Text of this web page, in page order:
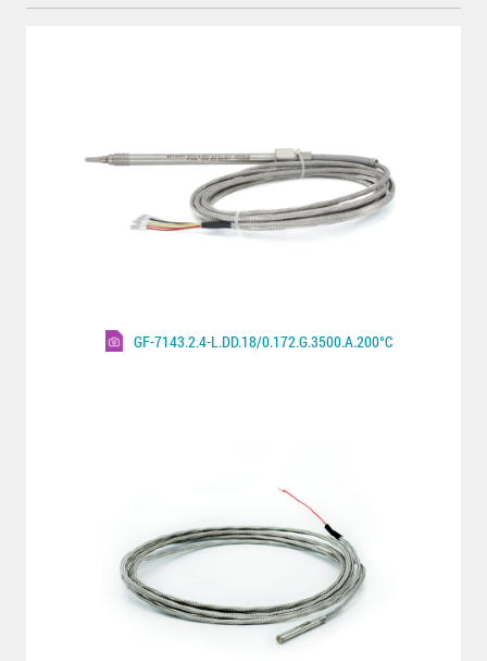
GF-7143.2.4-L.DD.18/0.172.G.3500.A.200°C